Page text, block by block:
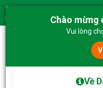
Menu
Hoa Chậu thiết
Chào mừng
Vui lòng
VI
Về